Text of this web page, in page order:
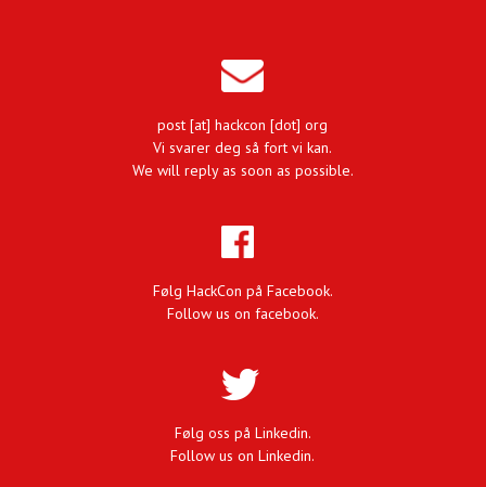
post [at] hackcon [dot] org
Vi svarer deg så fort vi kan.
We will reply as soon as possible.
Følg HackCon på Facebook.
Follow us on facebook.
Følg oss på Linkedin.
Follow us on Linkedin.